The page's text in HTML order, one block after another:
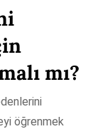
mı?
öğrenmek